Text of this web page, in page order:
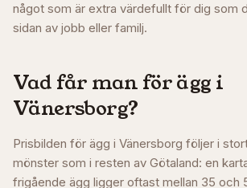
något som är extra värdefullt för dig som
sidan av jobb eller familj.
Vad får man för ägg i
Vänersborg?
Prisbilden för ägg i Vänersborg följer i
mönster som i resten av Götaland: en
frigående ägg ligger oftast mellan 35 och